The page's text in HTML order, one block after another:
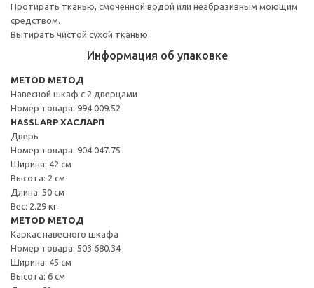
Протирать тканью, смоченной водой или неабразивным моющим
средством.
Вытирать чистой сухой тканью.
Информация об упаковке
METOD МЕТОД
Навесной шкаф с 2 дверцами
Номер товара: 994.009.52
HASSLARP ХАСЛАРП
Дверь
Номер товара: 904.047.75
Ширина: 42 см
Высота: 2 см
Длина: 50 см
Вес: 2.29 кг
METOD МЕТОД
Каркас навесного шкафа
Номер товара: 503.680.34
Ширина: 45 см
Высота: 6 см